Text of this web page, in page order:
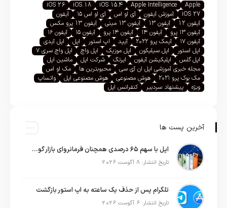
Apple
Apple Intelligence
iOS 15.4
iOS 18
iOS 26
iOS 27
آموزش آیفون آی او اس آی او اس ۱۵
آیفون
آیفون 12
آیفون 13 آیفون 13 مینی
آیفون 13 پرو مکس
آیفون ۱۳ پرو
آیفون ۱۴ آیفون ۱۴ پرو آیفون ۱۵
آیفون ۱۶
آیفون ۱۷
آیمک پرو ۲۰۲۲ آیپد اپ استور اپل
اپل آیدی
اپل استور
اپل سیلیکون اپل موزیک اپل واچ
اپل واچ سری ۷
اپل گلس
اپلیکیشن آیفون ایرتگ شرکت اپل
ماشین اپل
مجله خبری آموزشی اپل ان آی سی
محبوبترین ها
مک او اس
مک بوک پرو ۲۰۲۱
هوش مصنوعی هوش مصنوعی اپل
واتساپ
ویژه
پیشنهاد سردبیر کنفرانس اپل
آخرین پست ها
اپل با سهم ۶۵ درصدی همچنان فرمانروای بازار گوشی‌های پریمیوم جهان است
تاریخ انتشار: 8 آگوست 2026
تلگرام پس از حذف یک ساعته به اپ استور بازگشت
تاریخ انتشار: 6 آگوست 2026